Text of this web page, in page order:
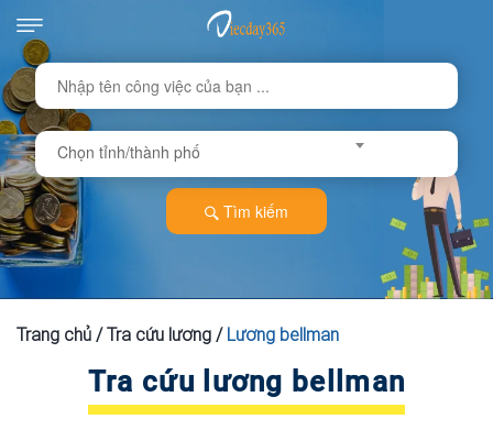
Chọn tỉnh/thành phố
Tìm kiếm
Trang chủ /Tra cứu lương / Lương bellman
Tra cứu lương bellman